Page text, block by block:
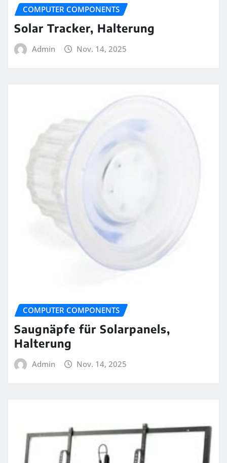
COMPUTER COMPONENTS
Solar Tracker, Halterung
Admin Nov. 14, 2025
COMPUTER COMPONENTS
Saugnäpfe für Solarpanels,
Halterung
Admin Nov. 14, 2025